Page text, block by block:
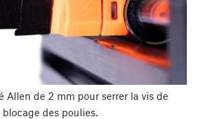
Allen de 2 mm pour serrer la vis de
blocage des poulies.